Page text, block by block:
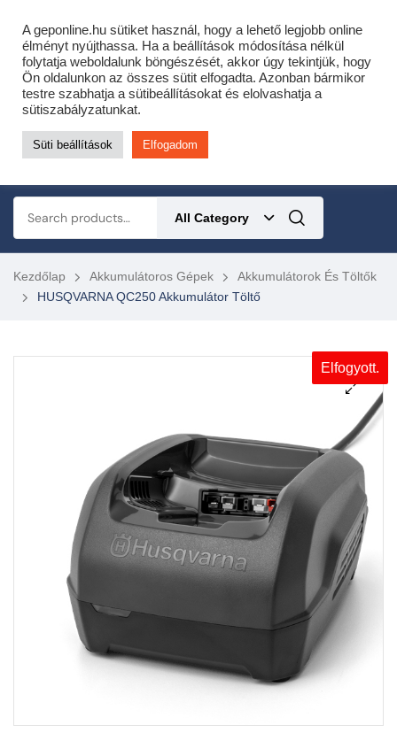
Cofidis expressz online áruhitel 0 % THM-el 10 hónapra!
Most minden akciós HQ láncfűrészhez ajándékba adunk egy fűrészláncot!
Részletek ide kattintva!
KERTÉSZETI – ERDÉSZETI – ÉPÍTŐIPARI GÉP WEBSHOP
All Category
Kezdőlap Akkumulátoros Gépek
Akkumulátorok És Töltők
HUSQVARNA QC250 Akkumulátor Töltő
Elfogyott.
A geponline.hu sütiket használ, hogy a lehető legjobb online
élményt nyújthassa. Ha a beállítások módosítása nélkül
folytatja weboldalunk böngészését, akkor úgy tekintjük, hogy
Ön oldalunkon az összes sütit elfogadta. Azonban bármikor
testre szabhatja a sütibeállításokat és elolvashatja a
sütiszabályzatunkat.
Süti beállítások Elfogadom